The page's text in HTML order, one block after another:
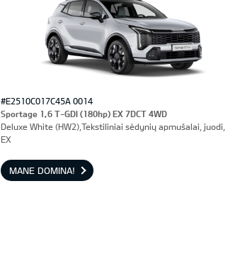
#E2510C017C45A 0014
Sportage 1,6 T-GDI (180hp) EX 7DCT 4WD
Deluxe White (HW2),Tekstiliniai sėdynių apmušalai, juodi,
EX
MANE DOMINA!